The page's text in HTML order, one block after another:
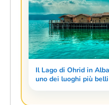
Il Lago di Ohrid in
uno dei luoghi più